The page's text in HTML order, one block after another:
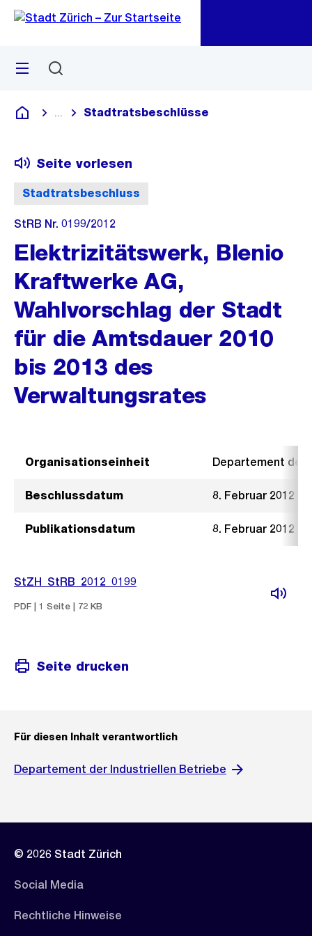
Navigation
Sprunglink
Menü
Deutsch
Blende alle Breadcrumbs ein
Stadtratsbeschlüsse
Stadtratsbeschluss
Seite vorlesen
StRB Nr. 0199/2012
Elektrizitätswerk, Blenio
Kraftwerke AG,
Wahlvorschlag der Stadt
für die Amtsdauer 2010
bis 2013 des
Verwaltungsrates
Organisationseinheit Departement der
Beschlussdatum 8. Februar 2012
Publikationsdatum 8. Februar 2012
StZH_StRB_2012_0199
PDF | 1 Seite | 72 KB
Seite drucken
Für diesen Inhalt verantwortlich
Departement der Industriellen Betriebe
© 2026 Stadt Zürich
Social Media
Rechtliche Hinweise